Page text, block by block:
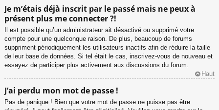
Je m’étais déjà inscrit par le passé mais ne peux à
présent plus me connecter ?!
Il est possible qu’un administrateur ait désactivé ou supprimé votre
compte pour une quelconque raison. De plus, beaucoup de forums
suppriment périodiquement les utilisateurs inactifs afin de réduire la taille
de leur base de données. Si tel était le cas, inscrivez-vous de nouveau et
essayez de participer plus activement aux discussions du forum.
Haut
J’ai perdu mon mot de passe !
Pas de panique ! Bien que votre mot de passe ne puisse pas être